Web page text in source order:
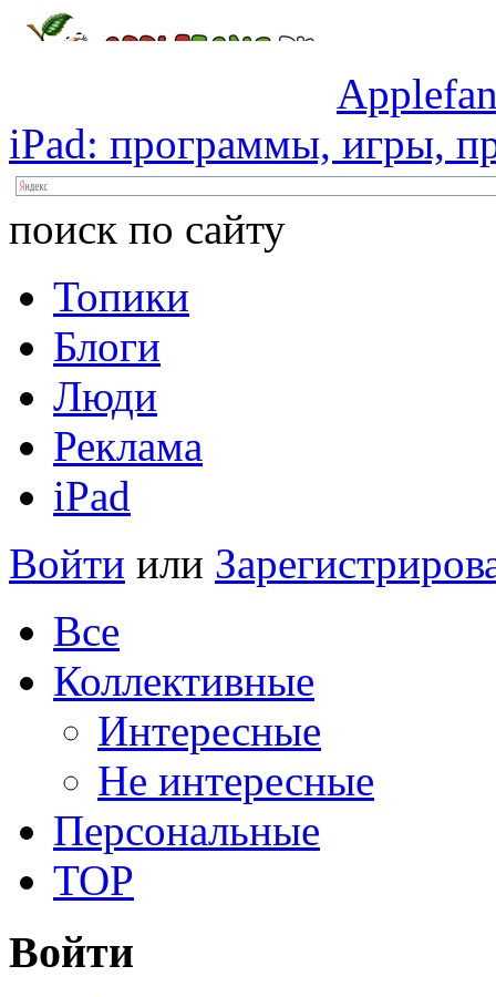
iPad: программы, игры,
поиск по сайту
Топики
Блоги
Люди
Реклама
iPad
Войти или
Все
Коллективные
Интересные
Не интересные
Персональные
TOP
Войти